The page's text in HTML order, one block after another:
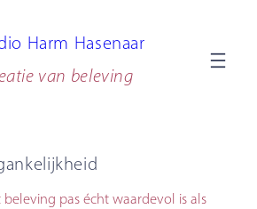
Harm Hasenaar
van beleving
pas écht waardevol is als